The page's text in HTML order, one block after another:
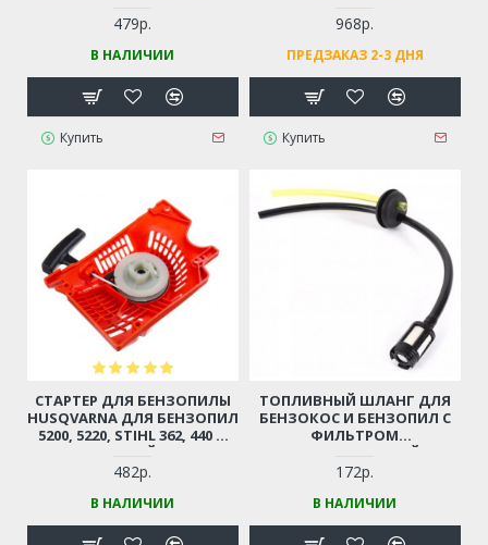
ПЕРФОРАТОРА, ДРЕЛИ И ПР.
479р.
В НАЛИЧИИ
Купить
968р.
ПРЕДЗАКАЗ 2-3 ДНЯ
Купить
СТАРТЕР ДЛЯ БЕНЗОПИЛЫ
HUSQVARNA ДЛЯ БЕНЗОПИЛ
5200, 5220, STIHL 362, 440 И
ДР. (КИТАЙСКИЕ
БЕНЗОПИЛЫ 45-52СМ3,
ЦЫГАНКА)
482р.
В НАЛИЧИИ
ТОПЛИВНЫЙ ШЛАНГ ДЛЯ
БЕНЗОКОС И БЕНЗОПИЛ С
ФИЛЬТРОМ
(УНИВЕРСАЛЬНЫЙ)
172р.
В НАЛИЧИИ